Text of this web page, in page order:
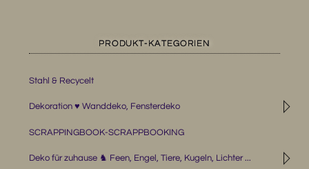
PRODUKT-KATEGORIEN
Stahl & Recycelt
◹
Dekoration ♥ Wanddeko, Fensterdeko
SCRAPPINGBOOK-SCRAPPBOOKING
◹
Deko für zuhause ♞ Feen, Engel, Tiere, Kugeln, Lichter ...